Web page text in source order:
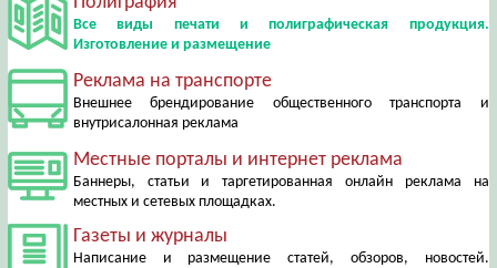
Все виды печати и полиграфическая продукция.
Изготовление и размещение
Реклама на транспорте
Внешнее брендирование общественного транспорта и
внутрисалонная реклама
Местные порталы и интернет реклама
Баннеры, статьи и таргетированная онлайн реклама на
местных и сетевых площадках.
Газеты и журналы
Написание и размещение статей, обзоров, новостей.